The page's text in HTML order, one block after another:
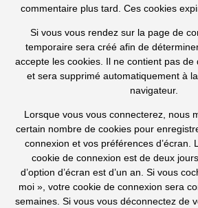
commentaire plus tard. Ces cookies
Si vous vous rendez sur la page de
temporaire sera créé afin de
accepte les cookies. Il ne contient pas
et sera supprimé automatiquement à
navigateur.
Lorsque vous vous connecterez, nous
certain nombre de cookies pour
connexion et vos préférences d’écran.
cookie de connexion est de deux
d’option d’écran est d’un an. Si vous
moi », votre cookie de connexion sera
semaines. Si vous vous déconnectez de